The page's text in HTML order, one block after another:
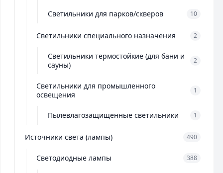
Светильники для парков/скверов 10
Светильники специального назначения 2
Светильники термостойкие (для бани и
сауны)
2
Светильники для промышленного
освещения
1
Пылевлагозащищенные светильники 1
Источники света (лампы) 490
Светодиодные лампы 388